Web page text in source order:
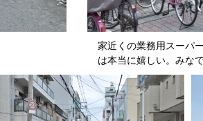
家近くの業務用スーパ
は本当に嬉しい。みな